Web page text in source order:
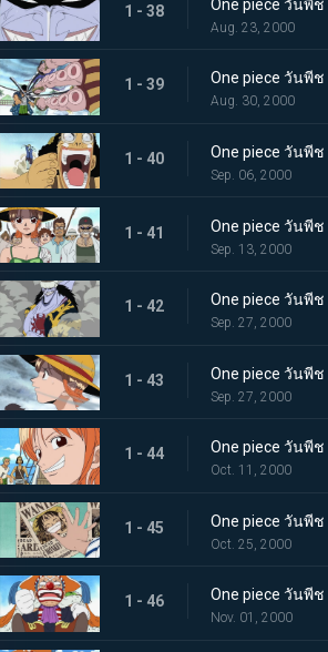
1 - 38
Aug. 23, 2000
1 - 39
Aug. 30, 2000
1 - 40
Sep. 06, 2000
1 - 41
Sep. 13, 2000
1 - 42
Sep. 27, 2000
1 - 43
Sep. 27, 2000
1 - 44
Oct. 11, 2000
1 - 45
Oct. 25, 2000
1 - 46
Nov. 01, 2000